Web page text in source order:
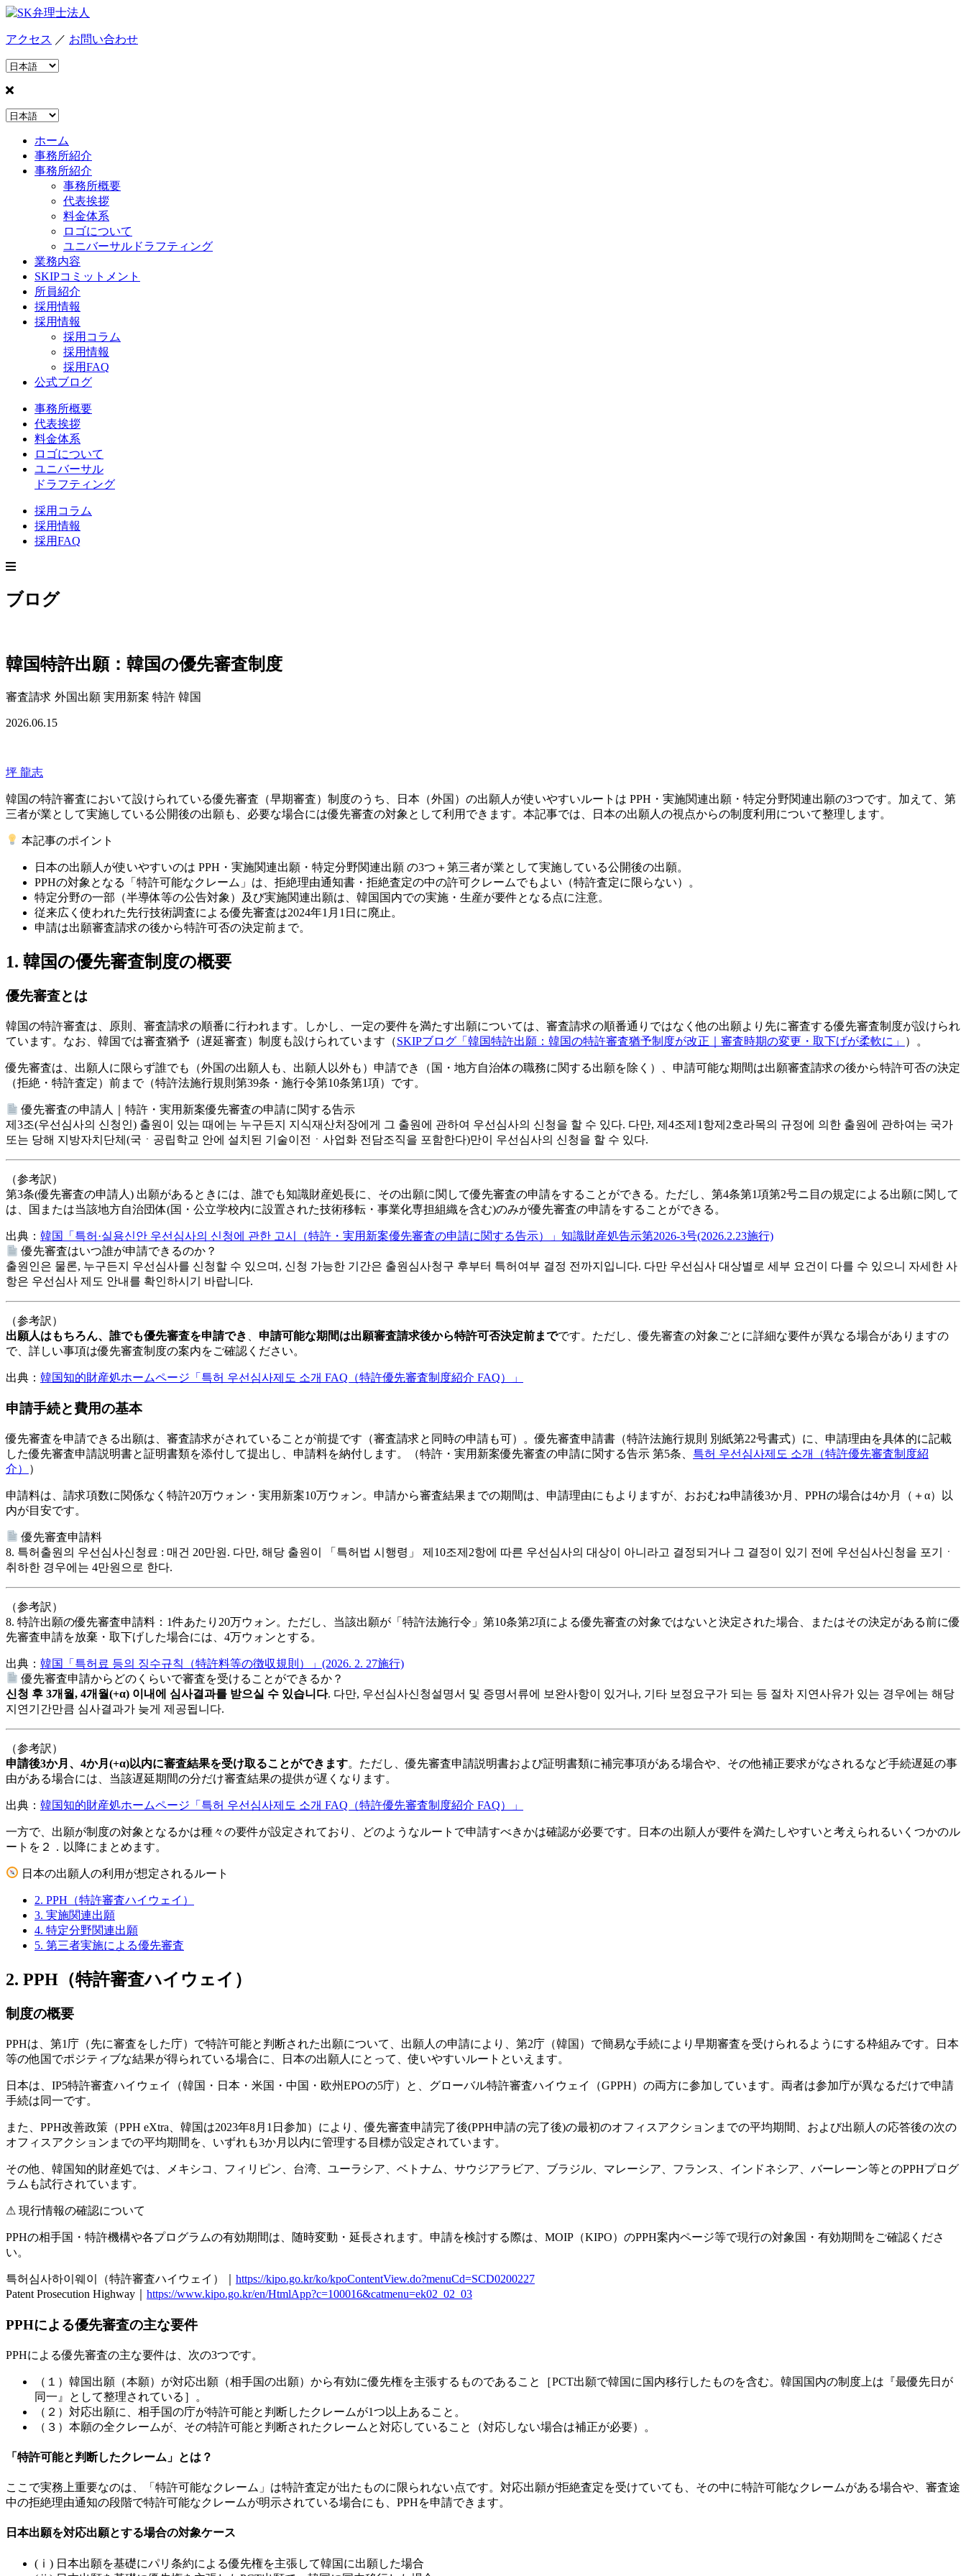
アクセス ／ お問い合わせ
ホーム
事務所紹介
事務所紹介
事務所概要
代表挨拶
料金体系
ロゴについて
ユニバーサルドラフティング
業務内容
SKIPコミットメント
所員紹介
採用情報
採用情報
採用コラム
採用情報
採用FAQ
公式ブログ
事務所概要
代表挨拶
料金体系
ロゴについて
ユニバーサル
ドラフティング
採用コラム
採用情報
採用FAQ
ブログ
韓国特許出願：韓国の優先審査制度
審査請求 外国出願 実用新案 特許 韓国
2026.06.15
坪 龍志
韓国の特許審査において設けられている優先審査（早期審査）制度のうち、日本（外国）の出願人が使いやすいルートは PPH・実施関連出願・特定分野関連出願の3つです。加えて、 第
三者が業として実施している公開後の出願も、必要な場合には優先審査の対象として利用できます。本記事では、日本の出願人の視点からの制度利用について整理します。
本記事のポイント
日本の出願人が使いやすいのは PPH・実施関連出願・特定分野関連出願 の3つ＋第三者が業として実施している公開後の出願。
PPHの対象となる「特許可能なクレーム」は、 拒絶理由通知書・拒絶査定の中の許可クレームでもよい（特許査定に限らない）。
特定分野の一部（半導体等の公告対象）及び実施関連出願は、 韓国国内での実施・生産が要件となる点に注意。
従来広く使われた先行技術調査による優先審査は2024年1月1日に廃止 。
申請は出願審査請求の後から特許可否の決定前まで。
1. 韓国の優先審査制度の概要
優先審査とは
韓国の特許審査は、原則、審査請求の順番に行われます。しかし、一定の要件を満たす出願については、審査請求の順番通りではなく他の出願より先に審査する優先審査制度が設けられ
ています。なお、韓国では審査猶予（遅延審査）制度も設けられています（SKIPブログ「韓国特許出願：韓国の特許審査猶予制度が改正｜審査時期の変更・取下げが柔軟に」 ）。
優先審査は、 出願人に限らず誰でも（外国の出願人も、出願人以外も）申請でき （国・地方自治体の職務に関する出願を除く）、申請可能な期間は出願審査請求の後から特許可否の決定
（拒絶・特許査定）前まで（特許法施行規則第39条・施行令第10条第1項）です。
優先審査の申請人｜特許・実用新案優先審査の申請に関する告示
제3조(우선심사의 신청인) 출원이 있는 때에는 누구든지 지식재산처장에게 그 출원에 관하여 우선심사의 신청을 할 수 있다. 다만, 제4조제1항제2호라목의 규정에 의한 출원에 관하여는 국가
또는 당해 지방자치단체(국ㆍ공립학교 안에 설치된 기술이전ㆍ사업화 전담조직을 포함한다)만이 우선심사의 신청을 할 수 있다.
（参考訳）
第3条(優先審査の申請人) 出願があるときには、誰でも知識財産処長に、その出願に関して優先審査の申請をすることができる。ただし、第4条第1項第2号ニ目の規定による出願に関して
は、国または当該地方自治団体(国・公立学校内に設置された技術移転・事業化専担組織を含む)のみが優先審査の申請をすることができる。
出典： 韓国「특허·실용신안 우선심사의 신청에 관한 고시（特許・実用新案優先審査の申請に関する告示）」知識財産処告示第2026-3号(2026.2.23施行)
優先審査はいつ誰が申請できるのか？
출원인은 물론, 누구든지 우선심사를 신청할 수 있으며, 신청 가능한 기간은 출원심사청구 후부터 특허여부 결정 전까지입니다. 다만 우선심사 대상별로 세부 요건이 다를 수 있으니 자세한 사
항은 우선심사 제도 안내를 확인하시기 바랍니다.
（参考訳）
出願人はもちろん、誰でも優先審査を申請でき
申請可能な期間は出願審査請求後から特許可否決定前までです。ただし、優先審査の対象ごとに詳細な要件が異なる場合がありますの
で、詳しい事項は優先審査制度の案内をご確認ください。
出典： 韓国知的財産処ホームページ「특허 우선심사제도 소개 FAQ（特許優先審査制度紹介 FAQ）」
申請手続と費用の基本
優先審査を申請できる出願は、 審査請求がされていること が前提です（審査請求と同時の申請も可）。優先審査申請書（特許法施行規則 別紙第22号書式）に、申請理由を具体的に記載
した優先審査申請説明書と証明書類を添付して提出し、申請料を納付します。（特許・実用新案優先審査の申請に関する告示 第5条、 특허 우선심사제도 소개（特許優先審査制度紹
介）
）
申請料は、請求項数に関係なく 特許20万ウォン・実用新案10万ウォン。申請から審査結果までの期間は、申請理由にもよりますが、おおむね申請後3か月、PPHの場合は4か月（＋α）以
内が目安です。
優先審査申請料
8. 특허출원의 우선심사신청료 : 매건 20만원. 다만, 해당 출원이 「특허법 시행령」 제10조제2항에 따른 우선심사의 대상이 아니라고 결정되거나 그 결정이 있기 전에 우선심사신청을 포기ㆍ
취하한 경우에는 4만원으로 한다.
（参考訳）
8. 特許出願の優先審査申請料：1件あたり20万ウォン。ただし、当該出願が「特許法施行令」第10条第2項による優先審査の対象ではないと決定された場合、またはその決定がある前に優
先審査申請を放棄・取下げした場合には、4万ウォンとする。
出典： 韓国「특허료 등의 징수규칙（特許料等の徴収規則）」(2026. 2. 27施行)
優先審査申請からどのくらいで審査を受けることができるか？
신청 후 3개월, 4개월(+α) 이내에 심사결과를 받으실 수 있습니다. 다만, 우선심사신청설명서 및 증명서류에 보완사항이 있거나, 기타 보정요구가 되는 등 절차 지연사유가 있는 경우에는 해당
지연기간만큼 심사결과가 늦게 제공됩니다.
（参考訳）
申請後3か月、4か月(+α)以内に審査結果を受け取ることができます。ただし、優先審査申請説明書および証明書類に補完事項がある場合や、その他補正要求がなされるなど手続遅延の事
由がある場合には、当該遅延期間の分だけ審査結果の提供が遅くなります。
出典： 韓国知的財産処ホームページ「특허 우선심사제도 소개 FAQ（特許優先審査制度紹介 FAQ）」
一方で、出願が制度の対象となるかは種々の要件が設定されており、どのようなルートで申請すべきかは確認が必要です。日本の出願人が要件を満たしやすいと考えられるいくつかのル
ートを２．以降にまとめます。
日本の出願人の利用が想定されるルート
2. PPH（特許審査ハイウェイ）
3. 実施関連出願
4. 特定分野関連出願
5. 第三者実施による優先審査
2. PPH（特許審査ハイウェイ）
制度の概要
PPHは、第1庁（先に審査をした庁）で特許可能と判断された出願について、出願人の申請により、第2庁（韓国）で簡易な手続により早期審査を受けられるようにする枠組みです。
日本
等の他国でポジティブな結果が得られている場合に、日本の出願人にとって、使いやすいルート といえます。
日本は、 IP5特許審査ハイウェイ （韓国・日本・米国・中国・欧州EPOの5庁）と、 グローバル特許審査ハイウェイ（GPPH） の両方に参加しています。両者は参加庁が異なるだけで申請
手続は同一です。
また、PPH改善政策（PPH eXtra、韓国は2023年8月1日参加）により、優先審査申請完了後(PPH申請の完了後)の最初のオフィスアクションまでの平均期間、および出願人の応答後の次の
オフィスアクションまでの平均期間を、 いずれも3か月以内に管理する目標が設定されています。
その他、韓国知的財産処では、メキシコ、フィリピン、台湾、ユーラシア、ベトナム、サウジアラビア、ブラジル、マレーシア、フランス、インドネシア、バーレーン等とのPPHプログ
ラムも試行されています。
⚠ 現行情報の確認について
PPHの相手国・特許機構や各プログラムの有効期間は、随時変動・延長されます。申請を検討する際は、MOIP（KIPO）のPPH案内ページ等で現行の対象国・有効期間をご確認くださ
い。
특허심사하이웨이（特許審査ハイウェイ）｜ https://kipo.go.kr/ko/kpoContentView.do?menuCd=SCD0200227
Patent Prosecution Highway｜ https://www.kipo.go.kr/en/HtmlApp?c=100016&catmenu=ek02_02_03
PPHによる優先審査の主な要件
PPHによる優先審査の主な要件は、次の3つです。
（１）韓国出願（本願）が対応出願（相手国の出願）から有効に優先権を主張するものであること［PCT出願で韓国に国内移行したものを含む。韓国国内の制度上は『最優先日が
同一』として整理されている］。
（２）対応出願に、相手国の庁が特許可能と判断したクレームが1つ以上あること。
（３）本願の全クレームが、その特許可能と判断されたクレームと対応していること（対応しない場合は補正が必要）。
「特許可能と判断したクレーム」とは？
ここで実務上重要なのは、 「特許可能なクレーム」は特許査定が出たものに限られない点です。対応出願が拒絶査定を受けていても、その中に特許可能なクレームがある場合や、審査途
中の拒絶理由通知の段階で特許可能なクレームが明示されている場合にも、PPHを申請できます。
日本出願を対応出願とする場合の対象ケース
(ⅰ) 日本出願を基礎にパリ条約による優先権を主張して韓国に出願した場合